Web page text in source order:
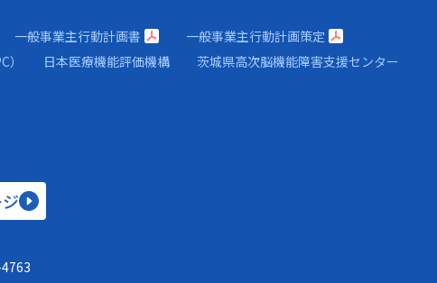
一般事業主行動計画書
一般事業主行動計画策定
日本医療機能評価機構
茨城県高次脳機能障害支援センター